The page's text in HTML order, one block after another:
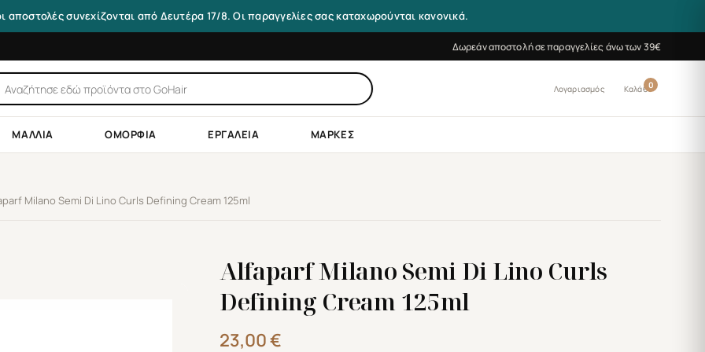
αποστολές συνεχίζονται από Δευτέρα 17/8. Οι παραγγελίες σας καταχωρούνται κανονικά.
Δωρεάν αποστολή σε παραγγελίες άνω των 39€
Λογαριασμός 0
Καλάθι
ΜΑΛΛΙΆ ΟΜΟΡΦΙΆ ΕΡΓΑΛΕΊΑ ΜΆΡΚΕΣ
Milano Semi Di Lino Curls Defining Cream 125ml
Alfaparf Milano Semi Di Lino Curls
Defining Cream 125ml
23,00€